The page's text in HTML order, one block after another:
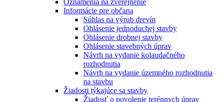
Oznámenia na zverejnenie
Informácie pre občana
Súhlas na výrub drevín
Ohlásenie jednoduchej stavby
Ohlásenie drobnej stavby
Ohlásenie stavebných úprav
Návrh na vydanie kolaudačného
rozhodnutia
Návrh na vydanie územného rozhodnutia
na stavbu
Žiadosti týkajúce sa stavby
Žiadosť o povolenie terénnych úprav